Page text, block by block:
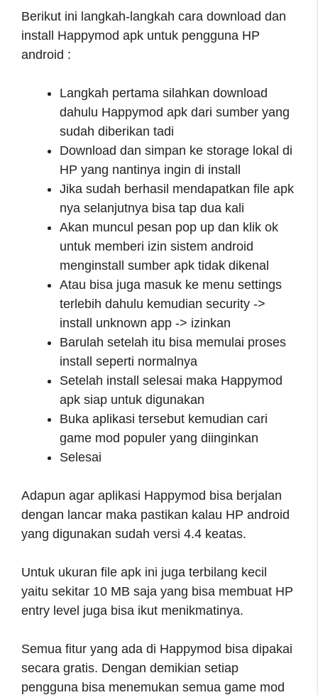
Berikut ini langkah-langkah cara download dan
install Happymod apk untuk pengguna HP
android :
Langkah pertama silahkan download
dahulu Happymod apk dari sumber yang
sudah diberikan tadi
Download dan simpan ke storage lokal di
HP yang nantinya ingin di install
Jika sudah berhasil mendapatkan file apk
nya selanjutnya bisa tap dua kali
Akan muncul pesan pop up dan klik ok
untuk memberi izin sistem android
menginstall sumber apk tidak dikenal
Atau bisa juga masuk ke menu settings
terlebih dahulu kemudian security ->
install unknown app -> izinkan
Barulah setelah itu bisa memulai proses
install seperti normalnya
Setelah install selesai maka Happymod
apk siap untuk digunakan
Buka aplikasi tersebut kemudian cari
game mod populer yang diinginkan
Selesai
Adapun agar aplikasi Happymod bisa berjalan
dengan lancar maka pastikan kalau HP android
yang digunakan sudah versi 4.4 keatas.
Untuk ukuran file apk ini juga terbilang kecil
yaitu sekitar 10 MB saja yang bisa membuat HP
entry level juga bisa ikut menikmatinya.
Semua fitur yang ada di Happymod bisa dipakai
secara gratis. Dengan demikian setiap
pengguna bisa menemukan semua game mod